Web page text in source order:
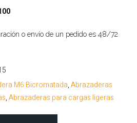
o envío de un pedido es 48/72
M6 Bicromatada,Abrazaderas
,Abrazaderas para cargas ligeras